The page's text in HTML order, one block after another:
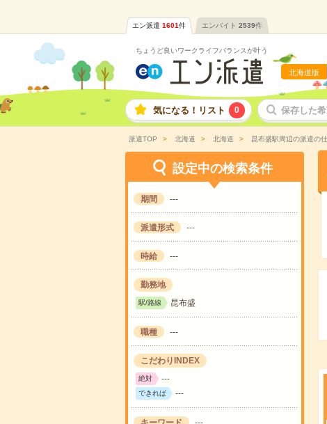
エン派遣 1601件 エンバイト 2539件
ちょうど良いワークライフバランスが叶う
北海道版
気になる！リスト 0 保存した
派遣TOP 北海道 北海道 昆布盛駅周辺の派遣の
設定中の検索条件
期間 ---
派遣形式 ---
時給 ---
勤務地
駅/路線 昆布盛
職種 ---
こだわりINDEX
絶対 ---
できれば ---